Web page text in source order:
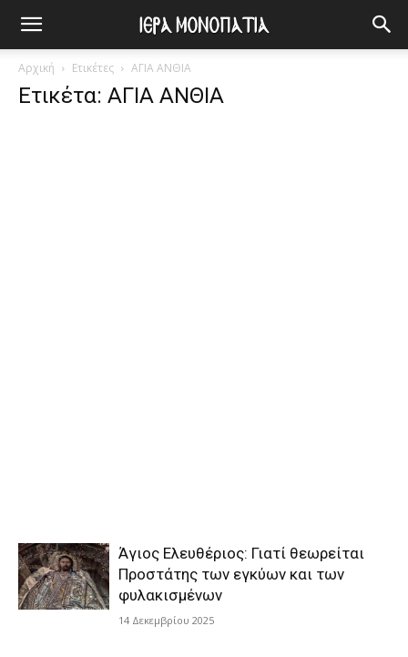
Αρχική Ετικέτες ΑΓΙΑ ΑΝΘΙΑ
Ετικέτα: ΑΓΙΑ ΑΝΘΙΑ
Άγιος Ελευθέριος: Γιατί θεωρείται
Προστάτης των εγκύων και των
φυλακισμένων
14 Δεκεμβρίου 2025